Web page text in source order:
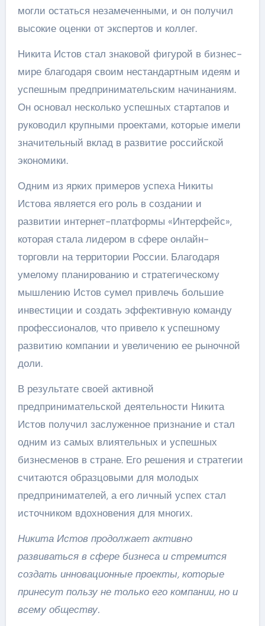
могли остаться незамеченными, и он получил
высокие оценки от экспертов и коллег.
Никита Истов стал знаковой фигурой в бизнес-
мире благодаря своим нестандартным идеям и
успешным предпринимательским начинаниям.
Он основал несколько успешных стартапов и
руководил крупными проектами, которые имели
значительный вклад в развитие российской
экономики.
Одним из ярких примеров успеха Никиты
Истова является его роль в создании и
развитии интернет-платформы «Интерфейс»,
которая стала лидером в сфере онлайн-
торговли на территории России. Благодаря
умелому планированию и стратегическому
мышлению Истов сумел привлечь большие
инвестиции и создать эффективную команду
профессионалов, что привело к успешному
развитию компании и увеличению ее рыночной
доли.
В результате своей активной
предпринимательской деятельности Никита
Истов получил заслуженное признание и стал
одним из самых влиятельных и успешных
бизнесменов в стране. Его решения и стратегии
считаются образцовыми для молодых
предпринимателей, а его личный успех стал
источником вдохновения для многих.
Никита Истов продолжает активно
развиваться в сфере бизнеса и стремится
создать инновационные проекты, которые
принесут пользу не только его компании, но и
всему обществу.